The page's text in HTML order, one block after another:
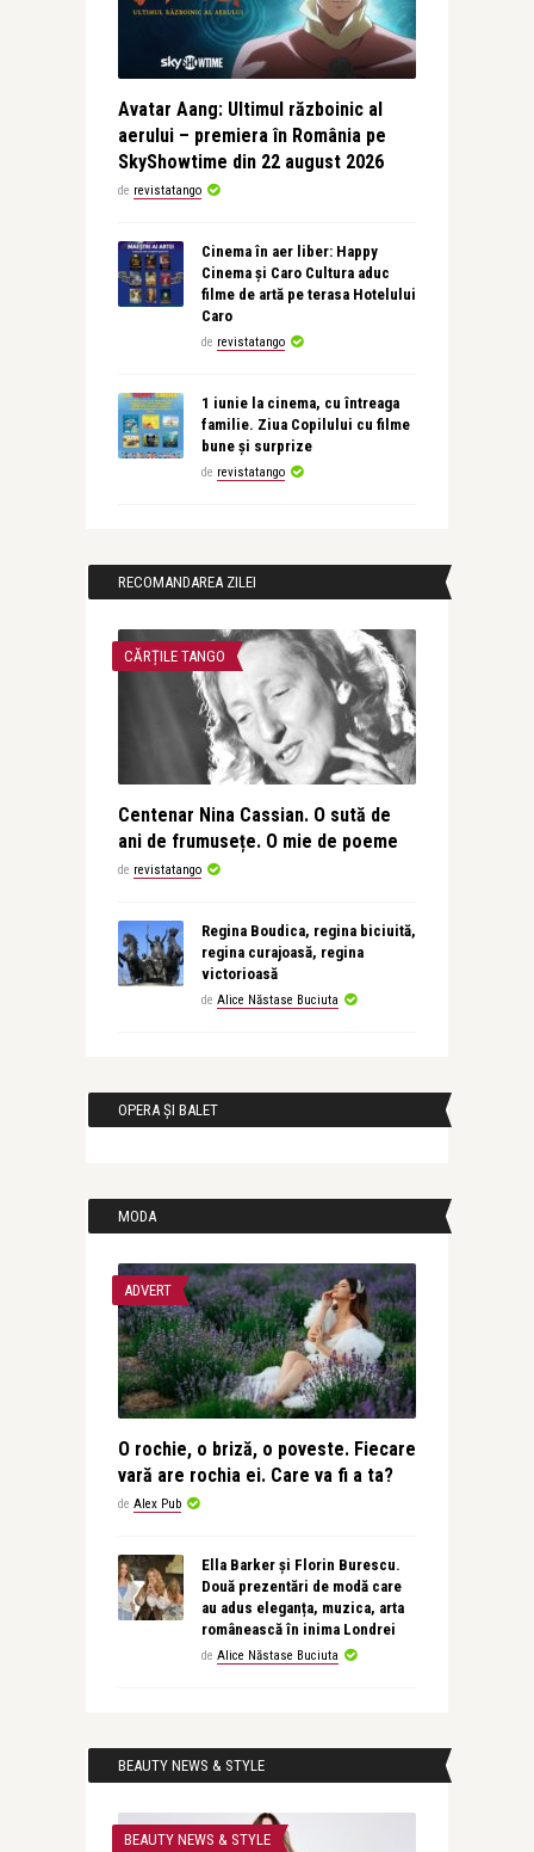
Avatar Aang: Ultimul războinic al
aerului – premiera în România pe
SkyShowtime din 22 august 2026
de revistatango
Cinema în aer liber: Happy
Cinema și Caro Cultura aduc
filme de artă pe terasa Hotelului
Caro
de revistatango
1 iunie la cinema, cu întreaga
familie. Ziua Copilului cu filme
bune și surprize
de revistatango
RECOMANDAREA ZILEI
CĂRȚILE TANGO
Centenar Nina Cassian. O sută de
ani de frumusețe. O mie de poeme
de revistatango
Regina Boudica, regina biciuită,
regina curajoasă, regina
victorioasă
de Alice Năstase Buciuta
OPERA ȘI BALET
MODA
ADVERT
O rochie, o briză, o poveste. Fiecare
vară are rochia ei. Care va fi a ta?
de Alex Pub
Ella Barker și Florin Burescu.
Două prezentări de modă care
au adus eleganța, muzica, arta
românească în inima Londrei
de Alice Năstase Buciuta
BEAUTY NEWS & STYLE
BEAUTY NEWS & STYLE